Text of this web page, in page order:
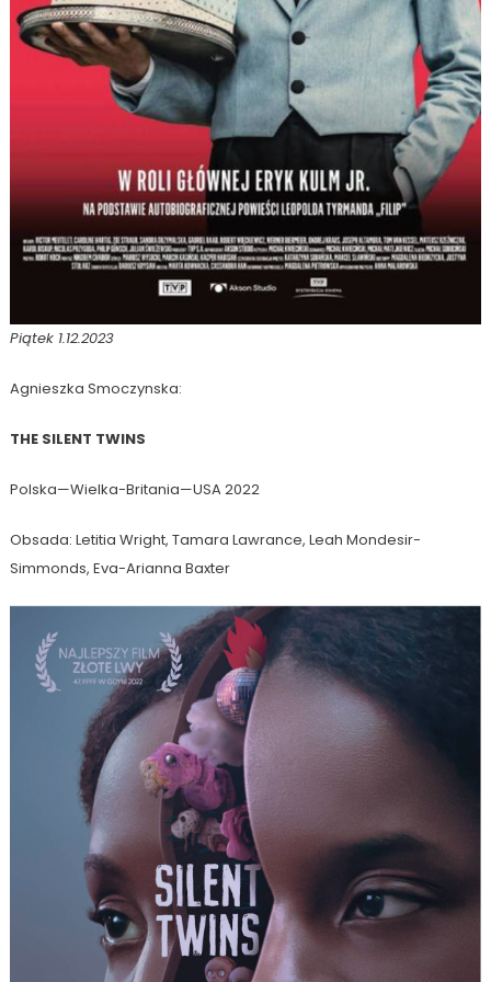
Piątek 1.12.2023
Agnieszka Smoczynska:
THE SILENT TWINS
Polska—Wielka-Britania—USA 2022
Obsada: Letitia Wright, Tamara Lawrance, Leah Mondesir-
Simmonds, Eva-Arianna Baxter